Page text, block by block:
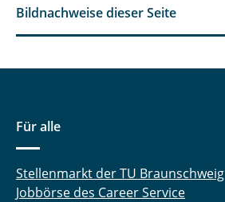
Bildnachweise dieser Seite
Für alle
Stellenmarkt der TU Braunschweig
Jobbörse des Career Service